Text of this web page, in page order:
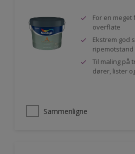
For en
overflate
Ekstrem god
ripemotstand
Til maling på
dører, lister
Sammenligne